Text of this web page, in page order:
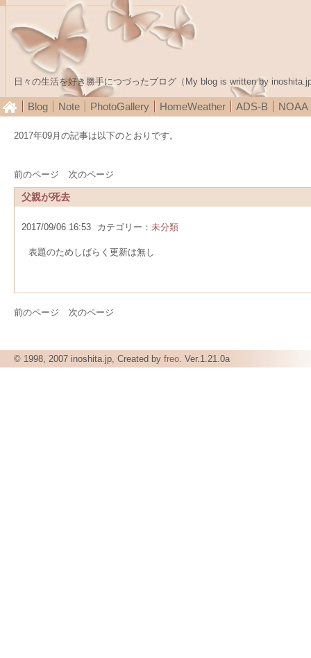
日々の生活を好き勝手につづったブログ（My blog is written by
Blog Note PhotoGallery HomeWeather ADS-B NOAA
2017年09月の記事は以下のとおりです。
前のページ 次のページ
父親が死去
2017/09/06 16:53 カテゴリー： 未分類
表題のためしばらく更新は無し
前のページ 次のページ
© 1998, 2007 inoshita.jp, Created by freo. Ver.1.21.0a